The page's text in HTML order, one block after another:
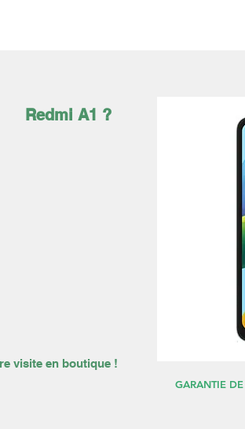
Redmi A1 ?
visite en boutique !
GARANTIE